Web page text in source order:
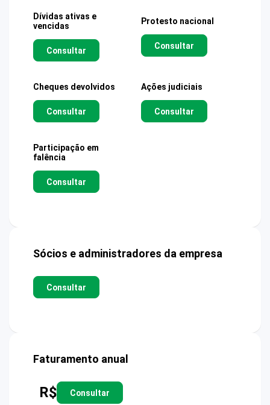
Dívidas ativas e
vencidas
Consultar
Protesto nacional
Consultar
Cheques devolvidos
Consultar
Ações judiciais
Consultar
Participação em
falência
Consultar
Sócios e administradores da empresa
Consultar
Faturamento anual
R$ Consultar